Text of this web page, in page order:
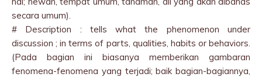
secara umum).
# Description : tells what the phenomenon under
discussion ; in terms of parts, qualities, habits or behaviors.
(Pada bagian ini biasanya memberikan gambaran
fenomena-fenomena yang terjadi; baik bagian-bagiannya,